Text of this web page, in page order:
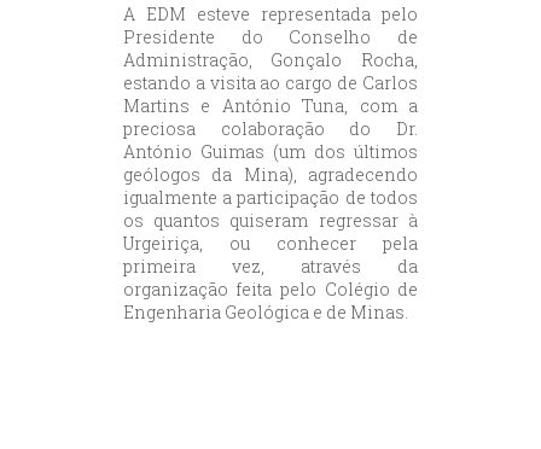
A EDM esteve representada pelo
Presidente do Conselho de
Administração, Gonçalo Rocha,
estando a visita ao cargo de Carlos
Martins e António Tuna, com a
preciosa colaboração do Dr.
António Guimas (um dos últimos
geólogos da Mina), agradecendo
igualmente a participação de todos
os quantos quiseram regressar à
Urgeiriça, ou conhecer pela
primeira vez, através da
organização feita pelo Colégio de
Engenharia Geológica e de Minas.